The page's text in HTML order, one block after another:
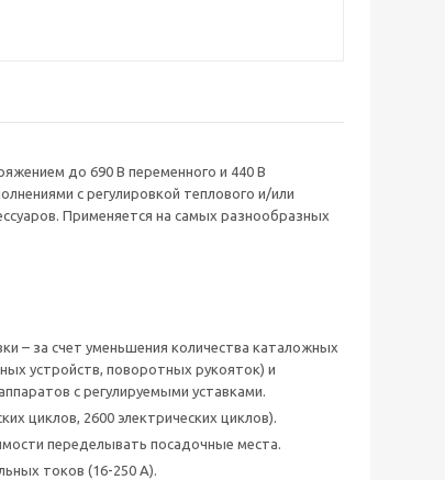
до 690 В переменного и 440 В
с регулировкой теплового и/или
Применяется на самых разнообразных
– за счет уменьшения количества каталожных
устройств, поворотных рукояток) и
с регулируемыми уставками.
циклов, 2600 электрических циклов).
переделывать посадочные места.
токов (16-250 А).